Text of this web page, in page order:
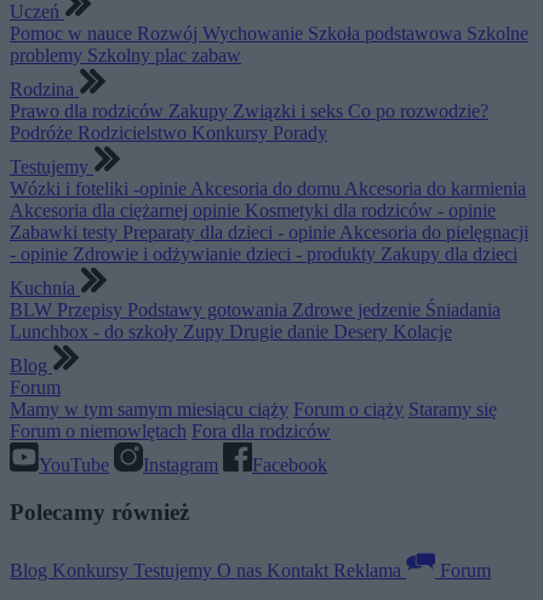
Uczeń
Pomoc w nauce Rozwój Wychowanie Szkoła podstawowa Szkolne
problemy Szkolny plac zabaw
Rodzina
Prawo dla rodziców Zakupy Związki i seks Co po rozwodzie?
Podróże Rodzicielstwo Konkursy Porady
Testujemy
Wózki i foteliki -opinie Akcesoria do domu Akcesoria do karmienia
Akcesoria dla ciężarnej opinie Kosmetyki dla rodziców - opinie
Zabawki testy Preparaty dla dzieci - opinie Akcesoria do pielęgnacji
- opinie Zdrowie i odżywianie dzieci - produkty Zakupy dla dzieci
Kuchnia
BLW Przepisy Podstawy gotowania Zdrowe jedzenie Śniadania
Lunchbox - do szkoły Zupy Drugie danie Desery Kolacje
Blog
Forum
Mamy w tym samym miesiącu ciąży Forum o ciąży Staramy się
Forum o niemowlętach Fora dla rodziców
YouTube
Instagram Facebook
Polecamy również
Blog Konkursy Testujemy O nas Kontakt Reklama
Forum